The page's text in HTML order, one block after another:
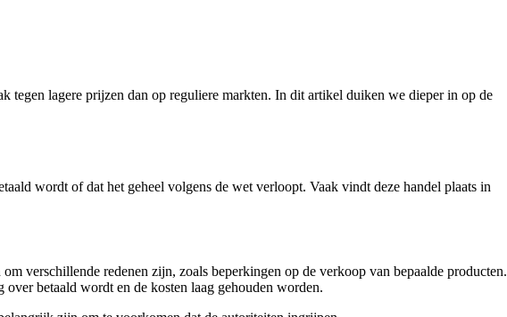
tegen lagere prijzen dan op reguliere markten. In dit artikel duiken we dieper in op de
wordt of dat het geheel volgens de wet verloopt. Vaak vindt deze handel plaats in
verschillende redenen zijn, zoals beperkingen op de verkoop van bepaalde producten.
betaald wordt en de kosten laag gehouden worden.